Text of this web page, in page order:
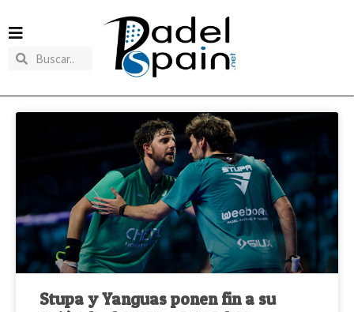
Stupa y Yanguas ponen fin a su